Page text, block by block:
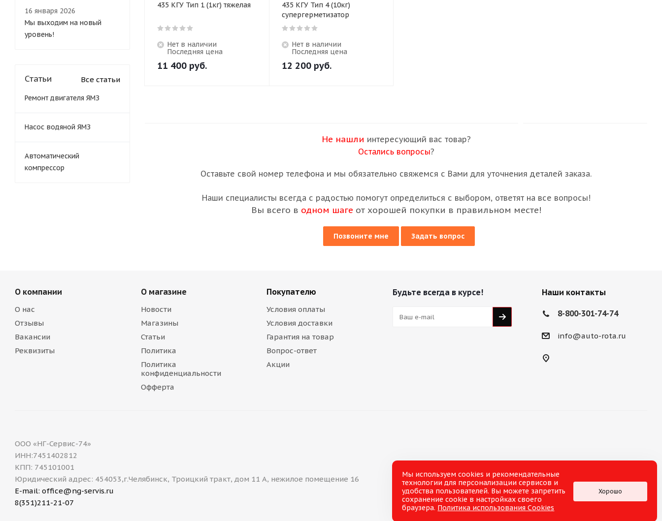
435 КГУ Тип 1 (1кг) тяжелая
Нет в наличии
Последняя цена
11 400 руб.
435 КГУ Тип 4 (10кг)
супергерметизатор
Нет в наличии
Последняя цена
12 200руб.
Не нашли интересующий вас товар?
Остались вопросы?
Оставьте свой номер телефона и мы обязательно свяжемся с Вами для уточнения деталей заказа.
Наши специалисты всегда с радостью помогут определиться с выбором, ответят на все вопросы!
Вы всего в одном шаге от хорошей покупки в правильном месте!
Позвоните мне Задать вопрос
16 января 2026
Мы выходим на новый
уровень!
Статьи Все статьи
Ремонт двигателя ЯМЗ
Насос водяной ЯМЗ
Автоматический
компрессор
О компании
О нас
Отзывы
Вакансии
Реквизиты
О магазине
Новости
Магазины
Статьи
Политика
Политика
конфиденциальности
Офферта
Покупателю
Условия оплаты
Условия доставки
Гарантия на товар
Вопрос-ответ
Акции
Будьте всегда в курсе! Наши контакты
8-800-301-74-74
info@auto-rota.ru
ООО «НГ-Сервис-74»
ИНН:7451402812
КПП: 745101001
Юридический адрес: 454053,г.Челябинск, Троицкий тракт, дом 11 А, нежилое помещение 16
E-mail: office@ng-servis.ru
8(351)211-21-07
Мы используем cookies и рекомендательные
технологии для персонализации сервисов и
удобства пользователей. Вы можете запретить
сохранение cookie в настройках своего
браузера. Политика использования Cookies
Хорошо